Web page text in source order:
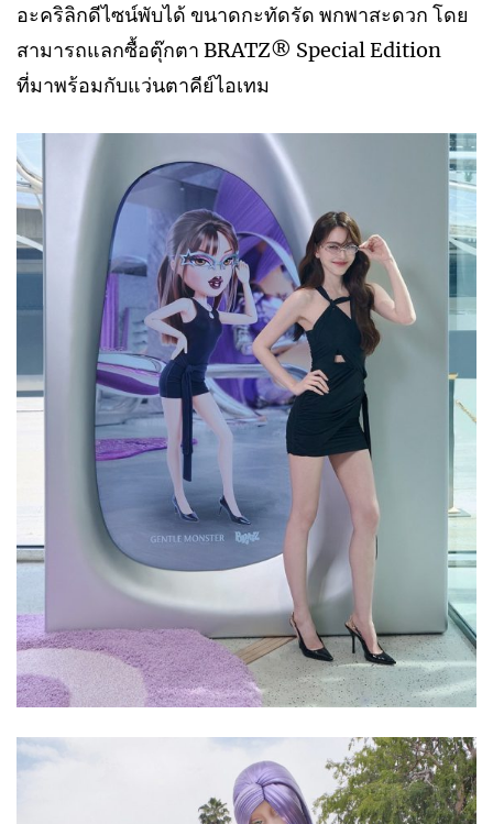
อะคริลิกดีไซน์พับได้ ขนาดกะทัดรัด พกพาสะดวก โดย
สามารถแลกซื้อตุ๊กตา BRATZ® Special Edition
ที่มาพร้อมกับแว่นตาคีย์ไอเทม